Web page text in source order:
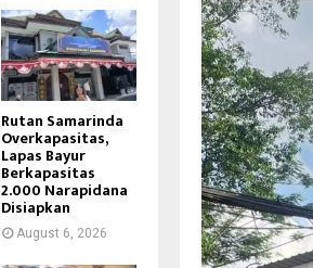
Rutan Samarinda
Overkapasitas,
Lapas Bayur
Berkapasitas
2.000 Narapidana
Disiapkan
August 6, 2026